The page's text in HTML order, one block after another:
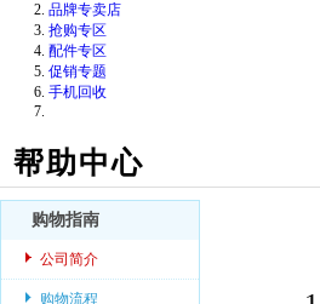
品牌专卖店
抢购专区
配件专区
促销专题
手机回收
帮助中心
购物指南
公司简介
购物流程